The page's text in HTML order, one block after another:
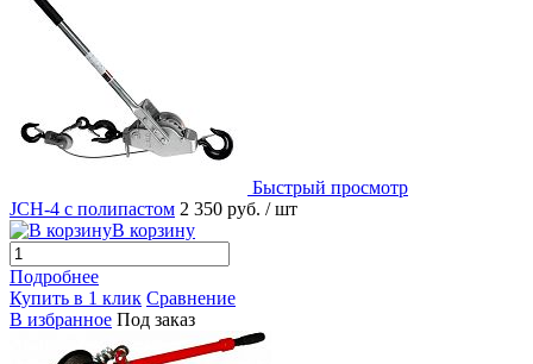
Быстрый просмотр
JCH-4 с полипастом 2 350 руб. / шт
В корзину
Подробнее
Купить в 1 клик Сравнение
В избранное Под заказ